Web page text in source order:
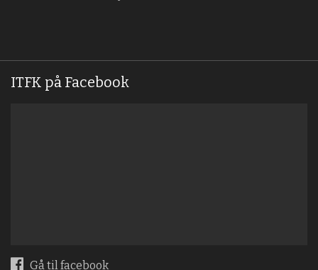
ITFK på Facebook
Gå til facebook